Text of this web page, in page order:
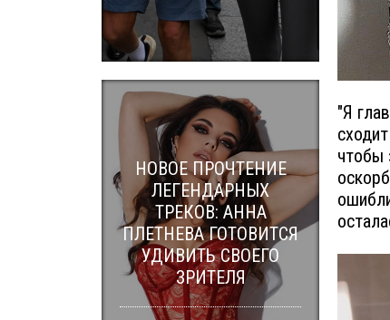
"Я
чтобы
НОВОЕ ПРОЧТЕНИЕ
ЛЕГЕНДАРНЫХ
ТРЕКОВ: АННА
ПЛЕТНЕВА ГОТОВИТСЯ
УДИВИТЬ СВОЕГО
ЗРИТЕЛЯ